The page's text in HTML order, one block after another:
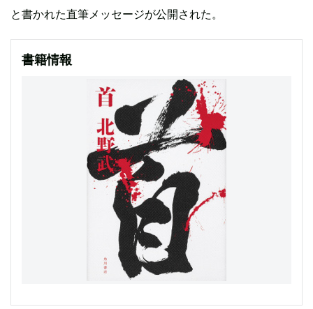
と書かれた直筆メッセージが公開された。
書籍情報